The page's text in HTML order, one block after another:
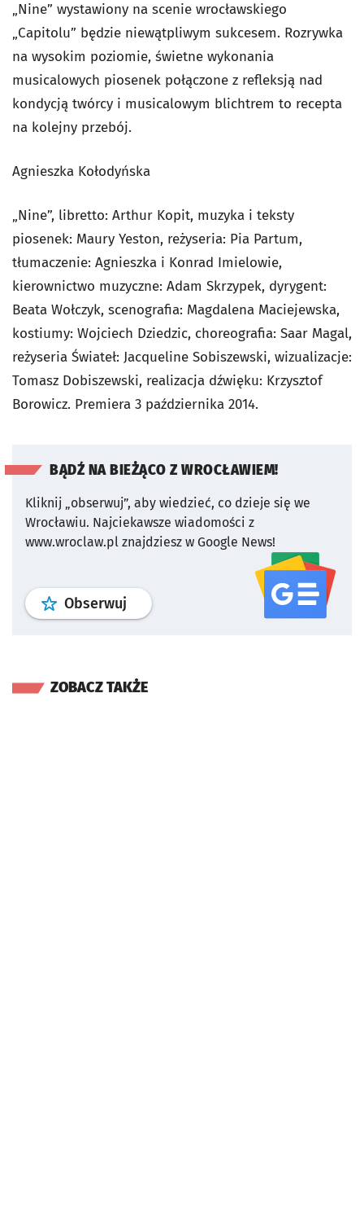
„Nine” wystawiony na scenie wrocławskiego
„Capitolu” będzie niewątpliwym sukcesem. Rozrywka
na wysokim poziomie, świetne wykonania
musicalowych piosenek połączone z refleksją nad
kondycją twórcy i musicalowym blichtrem to recepta
na kolejny przebój.
Agnieszka Kołodyńska
„Nine”, libretto: Arthur Kopit, muzyka i teksty
piosenek: Maury Yeston, reżyseria: Pia Partum,
tłumaczenie: Agnieszka i Konrad Imielowie,
kierownictwo muzyczne: Adam Skrzypek, dyrygent:
Beata Wołczyk, scenografia: Magdalena Maciejewska,
kostiumy: Wojciech Dziedzic, choreografia: Saar Magal,
reżyseria Świateł: Jacqueline Sobiszewski, wizualizacje:
Tomasz Dobiszewski, realizacja dźwięku: Krzysztof
Borowicz. Premiera 3 października 2014.
BĄDŹ NA BIEŻĄCO Z WROCŁAWIEM!
Kliknij „obserwuj”, aby wiedzieć, co dzieje się we
Wrocławiu. Najciekawsze wiadomości z
www.wroclaw.pl znajdziesz w Google News!
Obserwuj profil serwisu
ZOBACZ TAKŻE